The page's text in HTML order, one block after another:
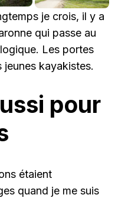
je crois, il y a
qui passe au
Les portes
jeunes kayakistes.
pour
étaient
quand je me suis